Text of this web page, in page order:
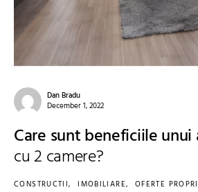
Dan Bradu
December 1, 2022
Care sunt beneficiile
cu 2 camere?
CONSTRUCTII IMOBILIARE OFERTE